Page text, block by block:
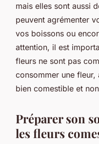
mais elles sont aussi
peuvent agrémenter
vos boissons ou
attention, il est
fleurs ne sont pas
consommer une fleur,
bien comestible et
Préparer son
les fleurs